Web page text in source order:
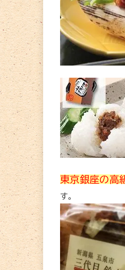
東京銀座の高
す。